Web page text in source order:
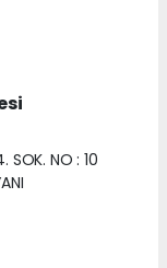
SOK. NO : 10